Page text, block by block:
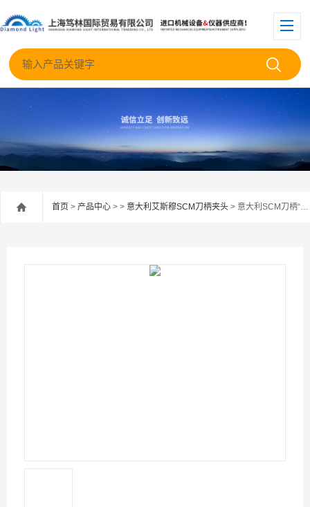
首页 > 产品中心 > > 意大利艾斯穆SCM刀柄夹头 > 意大利SCM刀柄“syncrolize”系列 DIN 1835 B+E